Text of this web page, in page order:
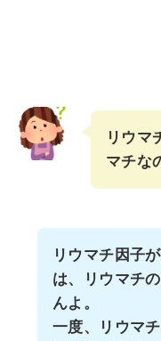
リウマ
マチな
リウマチ因子
は、リウマチ
んよ。
一度、リウマ